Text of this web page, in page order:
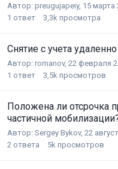
Автор: preugujapeiy, 15 марта
1 ответ 3,3k просмотра
Снятие с учета удаленно
Автор: romanov, 22 февраля
1 ответ 3,5k просмотров
Положена ли отсрочка
частичной
Автор: Sergey Bykov, 22
2 ответа 5k просмотров